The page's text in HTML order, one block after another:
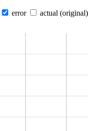
error
actual (original)